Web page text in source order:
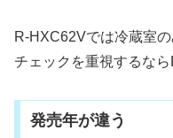
R-HXC62Vでは冷蔵室
チェックを重視するな
発売年が違う